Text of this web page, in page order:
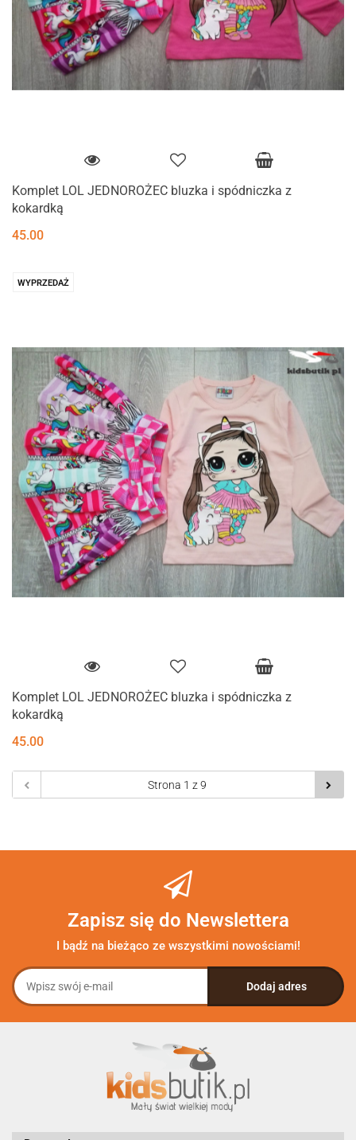
Komplet LOL JEDNOROŻEC bluzka i spódniczka z
kokardką
45.00
WYPRZEDAŻ
Komplet LOL JEDNOROŻEC bluzka i spódniczka z
kokardką
45.00
Zapisz się do Newslettera
I bądź na bieżąco ze wszystkimi nowościami!